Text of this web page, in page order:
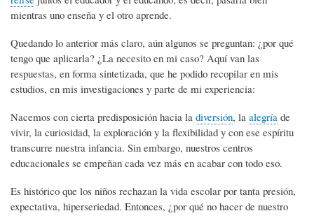
mientras uno enseña y el otro aprende.
Quedando lo anterior más claro, aún algunos se preguntan: ¿por qué
tengo que aplicarla? ¿La necesito en mi caso? Aquí van las
respuestas, en forma sintetizada, que he podido recopilar en mis
estudios, en mis investigaciones y parte de mi experiencia:
Nacemos con cierta predisposición hacia la diversión, la alegría de
vivir, la curiosidad, la exploración y la flexibilidad y con ese espíritu
transcurre nuestra infancia. Sin embargo, nuestros centros
educacionales se empeñan cada vez más en acabar con todo eso.
Es histórico que los niños rechazan la vida escolar por tanta presión,
expectativa, hiperseriedad. Entonces, ¿por qué no hacer de nuestro